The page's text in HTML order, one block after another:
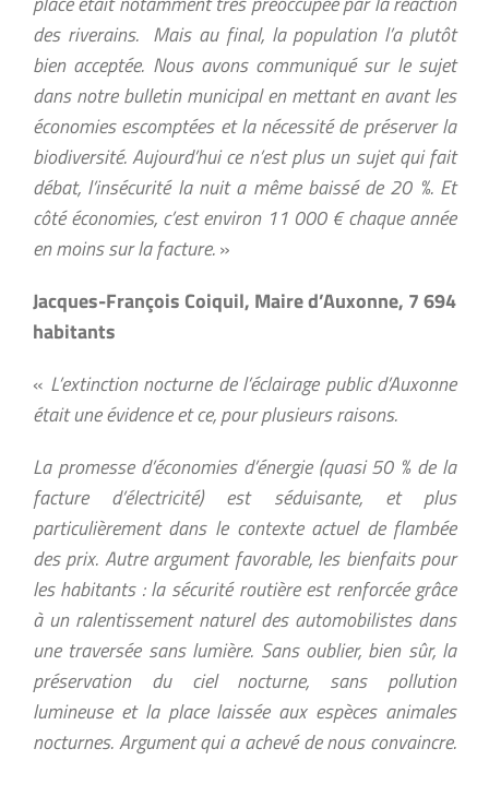
des riverains. Mais au final, la population l’a plutôt
bien acceptée. Nous avons communiqué sur le sujet
dans notre bulletin municipal en mettant en avant les
économies escomptées et la nécessité de préserver la
biodiversité. Aujourd’hui ce n’est plus un sujet qui fait
débat, l’insécurité la nuit a même baissé de 20 %. Et
côté économies, c’est environ 11 000 € chaque année
en moins sur la facture.»
Jacques-François Coiquil, Maire d’Auxonne, 7 694
habitants
« L’extinction nocturne de l’éclairage public d’Auxonne
était une évidence et ce, pour plusieurs raisons.
La promesse d’économies d’énergie (quasi 50 % de la
facture d’électricité) est séduisante, et plus
particulièrement dans le contexte actuel de flambée
des prix. Autre argument favorable, les bienfaits pour
les habitants : la sécurité routière est renforcée grâce
à un ralentissement naturel des automobilistes dans
une traversée sans lumière. Sans oublier, bien sûr, la
préservation du ciel nocturne, sans pollution
lumineuse et la place laissée aux espèces animales
nocturnes. Argument qui a achevé de nous convaincre.